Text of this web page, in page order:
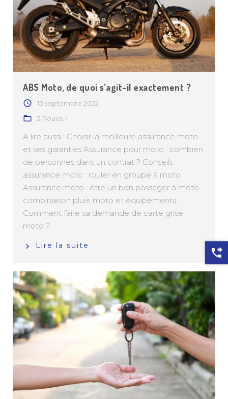
ABS Moto, de quoi s’agit-il exactement ?
13 septembre 2022
2 Roues
A lire aussi : Choisir la meilleure assurance moto
et ses garanties Assurance pour moto : combien
de personnes dans un contrat ? Conseils
assurance moto : rouler en groupe à moto
Assurance moto : être un bon passager à moto
combinaison pluie moto et équipements…
Comment faire sa demande de carte grise
moto ?
Lire la suite
phone_forwarded